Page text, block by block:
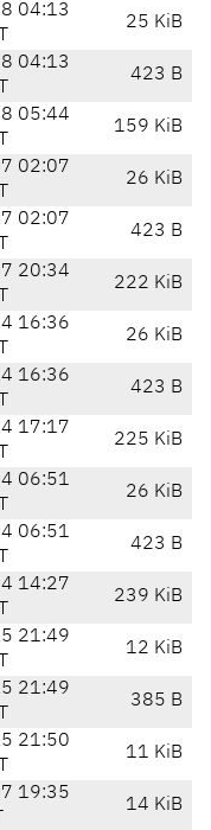
04:13
25 KiB
04:13
423 B
05:44
159 KiB
02:07
26 KiB
02:07
423 B
20:34
222 KiB
16:36
26 KiB
16:36
423 B
17:17
225 KiB
06:51
26 KiB
06:51
423 B
14:27
239 KiB
21:49
12 KiB
21:49
385 B
21:50
11 KiB
19:35
14 KiB